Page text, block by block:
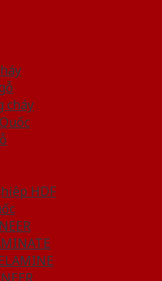
cháy
HDF